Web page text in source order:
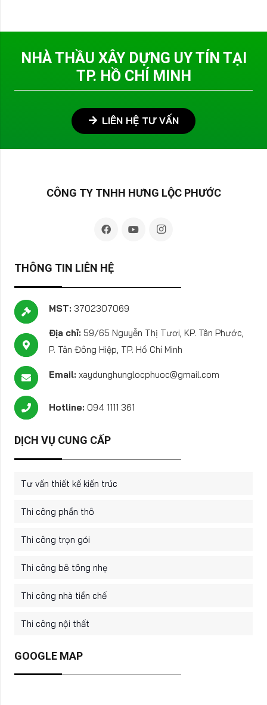
NHÀ THẦU XÂY DỰNG UY TÍN TẠI
TP. HỒ CHÍ MINH
LIÊN HỆ TƯ VẤN
CÔNG TY TNHH HƯNG LỘC PHƯỚC
THÔNG TIN LIÊN HỆ
MST: 3702307069
Địa chỉ: 59/65 Nguyễn Thị Tươi, KP. Tân Phước,
P. Tân Đông Hiệp, TP. Hồ Chí Minh
Email: xaydunghunglocphuoc@gmail.com
Hotline:094 1111 361
DỊCH VỤ CUNG CẤP
Tư vấn thiết kế kiến trúc
Thi công phần thô
Thi công trọn gói
Thi công bê tông nhẹ
Thi công nhà tiền chế
Thi công nội thất
GOOGLE MAP